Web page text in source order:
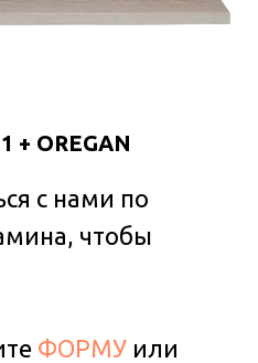
+ OREGAN
с нами по
чтобы
ФОРМУ или